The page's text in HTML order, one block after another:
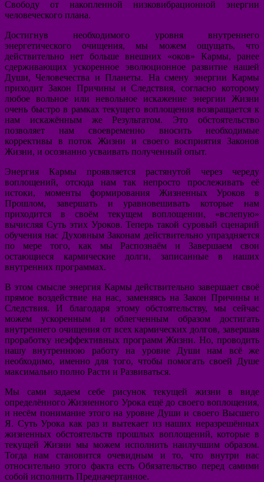
Свободу от накопленной низковибрационной энергии
человеческого плана.
Достигнув необходимого уровня внутреннего
энергетического очищения, мы можем ощущать, что
действительно нет больше внешних «оков» Кармы, ранее
сдерживающих ускоренное эволюционное развитие нашей
Души, Человечества и Планеты. На смену энергии Кармы
приходит Закон Причины и Следствия, согласно которому
любое вольное или невольное искажение энергии Жизни
очень быстро в рамках текущего воплощения возвращается к
нам искажённым же Результатом. Это обстоятельство
позволяет нам своевременно вносить необходимые
коррективы в поток Жизни и своего восприятия Законов
Жизни, и осознанно усваивать полученный опыт.
Энергия Кармы проявляется растянутой через череду
воплощений, отсюда нам так непросто прослеживать её
истоки, моменты формирования Жизненных Уроков в
Прошлом, завершать и уравновешивать которые нам
приходится в своём текущем воплощении, «вслепую»
вычисляя Суть этих Уроков. Теперь такой суровый сценарий
обучения нас Духовным Законам действительно упраздняется
по мере того, как мы Распознаём и Завершаем свои
остающиеся кармические долги, записанные в наших
внутренних программах.
В этом смысле энергия Кармы действительно завершает своё
прямое воздействие на нас, заменяясь на Закон Причины и
Следствия. И благодаря этому обстоятельству, мы сейчас
можем ускоренным и облегченным образом достигать
внутреннего очищения от всех кармических долгов, завершая
проработку неэффективных программ Жизни. Но, проводить
нашу внутреннюю работу на уровне Души нам всё же
необходимо, именно для того, чтобы помогать своей Душе
максимально полно Расти и Развиваться.
Мы сами задаем себе рисунок текущей жизни в виде
определённого Жизненного Урока ещё до своего воплощения,
и несём понимание этого на уровне Души и своего Высшего
Я. Суть Урока как раз и вытекает из наших неразрешённых
жизненных обстоятельств прошлых воплощений, которые в
текущей Жизни мы можем исполнить наилучшим образом.
Тогда нам становится очевидным и то, что внутри нас
относительно этого факта есть Обязательство перед самими
собой исполнить Предначертанное.